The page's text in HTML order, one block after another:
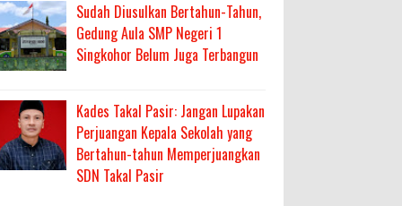
Sudah Diusulkan Bertahun-Tahun,
Gedung Aula SMP Negeri 1
Singkohor Belum Juga Terbangun
Kades Takal Pasir: Jangan Lupakan
Perjuangan Kepala Sekolah yang
Bertahun-tahun Memperjuangkan
SDN Takal Pasir